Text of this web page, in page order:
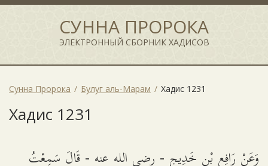
СУННА ПРОРОКА
ЭЛЕКТРОННЫЙ СБОРНИК ХАДИСОВ
Сунна Пророка Булуг аль-Марам Хадис 1231
Хадис 1231
وَعَنْ رَافِعِ بْنِ خَدِيجٍ - رضي الله عنه - قَالَ سَمِعْتُ